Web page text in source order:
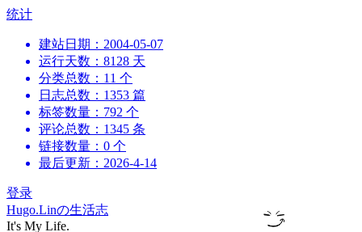
跳
统计
建站日期：2004-05-07
运行天数：8128 天
分类总数：11 个
日志总数：1353 篇
标签数量：792 个
评论总数：1345 条
链接数量：0 个
最后更新：2026-4-14
登录
Hugo.Linの生活志
It's My Life.